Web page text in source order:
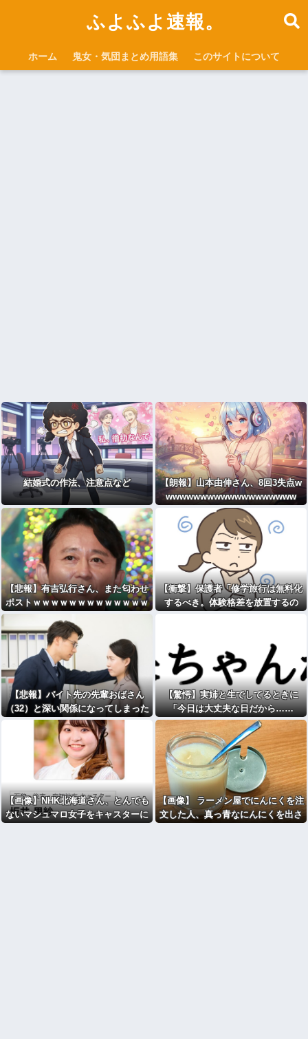
ふよふよ速報。
ホーム 鬼女・気団まとめ用語集 このサイトについて
結婚式の作法、注意点など
【朗報】山本由伸さん、8回3失点w
wwwwwwwwwwwwwwwwwww
【悲報】有吉弘行さん、また匂わせ
ポストｗｗｗｗｗｗｗｗｗｗｗｗｗ
【衝撃】保護者「修学旅行は無料化
するべき。体験格差を放置するの
【悲報】バイト先の先輩おばさん
（32）と深い関係になってしまった
結果⇒ｗ
【驚愕】実姉と生でしてるときに
「今日は大丈夫な日だから……
ね？」とか言われwwww
【画像】NHK北海道さん、とんでも
ないマシュマロ女子をキャスターに
【画像】 ラーメン屋でにんにくを注
文した人、真っ青なにんにくを出さ